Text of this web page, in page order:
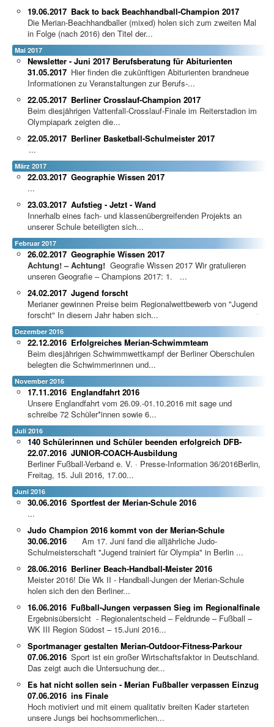
Back to back Beachhandball-Champion 2017
19.06.2017
Die Merian-Beachhandballer (mixed) holen sich zum zweiten Mal
in Folge (nach 2016) den Titel der...
Mai 2017
Newsletter - Juni 2017 Berufsberatung für Abiturienten
31.05.2017 Hier finden die zukünftigen Abiturienten brandneue
Informationen zu Veranstaltungen zur Berufs-...
Berliner Crosslauf-Champion 2017
22.05.2017
Beim diesjährigen Vattenfall-Crosslauf-Finale im Reiterstadion im
Olympiapark zeigten die...
Berliner Basketball-Schulmeister 2017
22.05.2017
...
März 2017
Geographie Wissen 2017
22.03.2017
...
Aufstieg - Jetzt - Wand
23.03.2017
Innerhalb eines fach- und klassenübergreifenden Projekts an
unserer Schule beteiligten sich...
Februar 2017
Geographie Wissen 2017
26.02.2017
Achtung! – Achtung! Geografie Wissen 2017 Wir gratulieren
unseren Geografie – Champions 2017: 1. ...
Jugend forscht
24.02.2017
Merianer gewinnen Preise beim Regionalwettbewerb von "Jugend
forscht" In diesem Jahr haben sich...
Dezember 2016
Erfolgreiches Merian-Schwimmteam
22.12.2016
Beim diesjährigen Schwimmwettkampf der Berliner Oberschulen
belegten die Schwimmerinnen und...
November 2016
Englandfahrt 2016
17.11.2016
Unsere Englandfahrt vom 26.09.-01.10.2016 mit sage und
schreibe 72 Schüler*innen sowie 6...
Juli 2016
140 Schülerinnen und Schüler beenden erfolgreich DFB-
JUNIOR-COACH-Ausbildung
22.07.2016
Berliner Fußball-Verband e. V. · Presse-Information 36/2016Berlin,
Freitag, 15. Juli 2016, 17.00...
Juni 2016
Sportfest der Merian-Schule 2016
30.06.2016
...
Judo Champion 2016 kommt von der Merian-Schule
30.06.2016
Am 17. Juni fand die alljährliche Judo-
Schulmeisterschaft "Jugend trainiert für Olympia" in Berlin ...
Berliner Beach-Handball-Meister 2016
28.06.2016
Meister 2016! Die Wk II - Handball-Jungen der Merian-Schule
holen sich den den Berliner...
Fußball-Jungen verpassen Sieg im Regionalfinale
16.06.2016
Ergebnisübersicht - Regionalentscheid – Feldrunde – Fußball –
WK III Region Südost – 15.Juni 2016...
Sportmanager gestalten Merian-Outdoor-Fitness-Parkour
07.06.2016 Sport ist ein großer Wirtschaftsfaktor in Deutschland.
Das zeigt auch die Untersuchung der...
Es hat nicht sollen sein - Merian Fußballer verpassen Einzug
ins Finale
07.06.2016
Hoch motiviert und mit einem qualitativ breiten Kader starteten
unsere Jungs bei hochsommerlichen...